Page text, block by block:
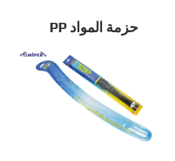
حزمة المواد PP